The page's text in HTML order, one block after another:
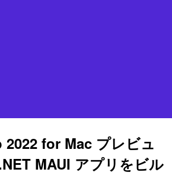
for Mac プレビュ
MAUI アプリをビル